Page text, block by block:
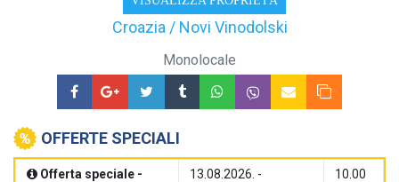
Croazia / Novi Vinodolski
Monolocale
OFFERTE SPECIALI
Offerta speciale -
13.08.2026. -
10.00